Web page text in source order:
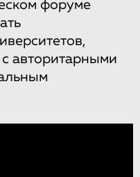
форуме
авторитарными